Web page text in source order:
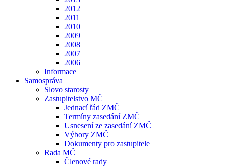
2012
2011
2010
2009
2008
2007
2006
Informace
Samospráva
Slovo starosty
Zastupitelstvo MČ
Jednací řád ZMČ
Termíny zasedání ZMČ
Usnesení ze zasedání ZMČ
Výbory ZMČ
Dokumenty pro zastupitele
Rada MČ
Členové rady